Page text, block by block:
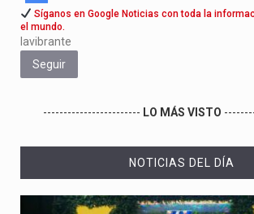
Síganos en Google Noticias con toda la
el mundo.
lavibrante
Seguir
------------------------ LO MÁS VISTO
NOTICIAS DEL DÍA